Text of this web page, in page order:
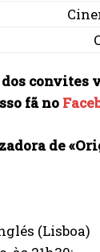
convites
fã no
de «
(Lisboa)